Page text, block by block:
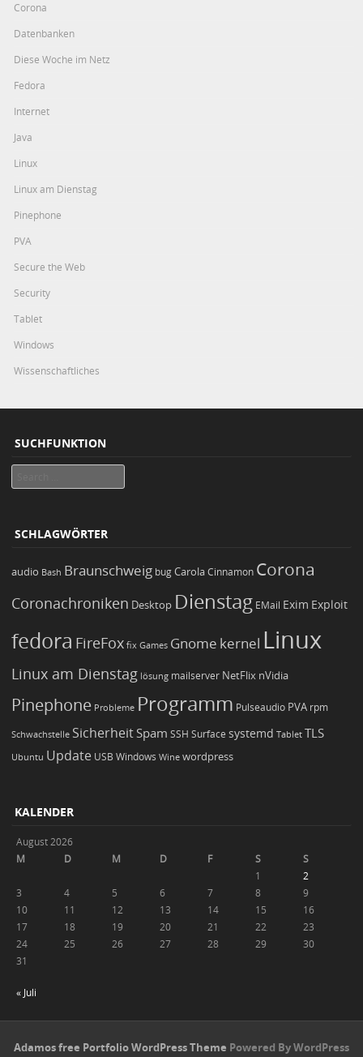
Corona
Datenbanken
Diese Woche im Netz
Fedora
Internet
Java
Linux
Linux am Dienstag
Pinephone
PVA
Secure the Web
Security
Tablet
Windows
Wissenschaftliches
SUCHFUNKTION
SCHLAGWÖRTER
audio Bash Braunschweig bugCarola Cinnamon Corona
Coronachroniken Desktop Dienstag EMail Exim Exploit
fedora FireFox fix Games Gnome kernel Linux
Linux am Dienstag lösung mailserver NetFlix nVidia
Pinephone Probleme Programm Pulseaudio PVA rpm
Schwachstelle Sicherheit Spam SSH Surface systemd Tablet TLS
Ubuntu Update USB Windows Wine wordpress
KALENDER
August 2026
M
D M D F S
S
1
2
3
4 5 6 7 8
9
10
11 12 13 14 15
16
17
18 19 20 21 22
23
24
25 26 27 28 29
30
31
« Juli
Adamos free Portfolio WordPress Theme Powered By WordPress